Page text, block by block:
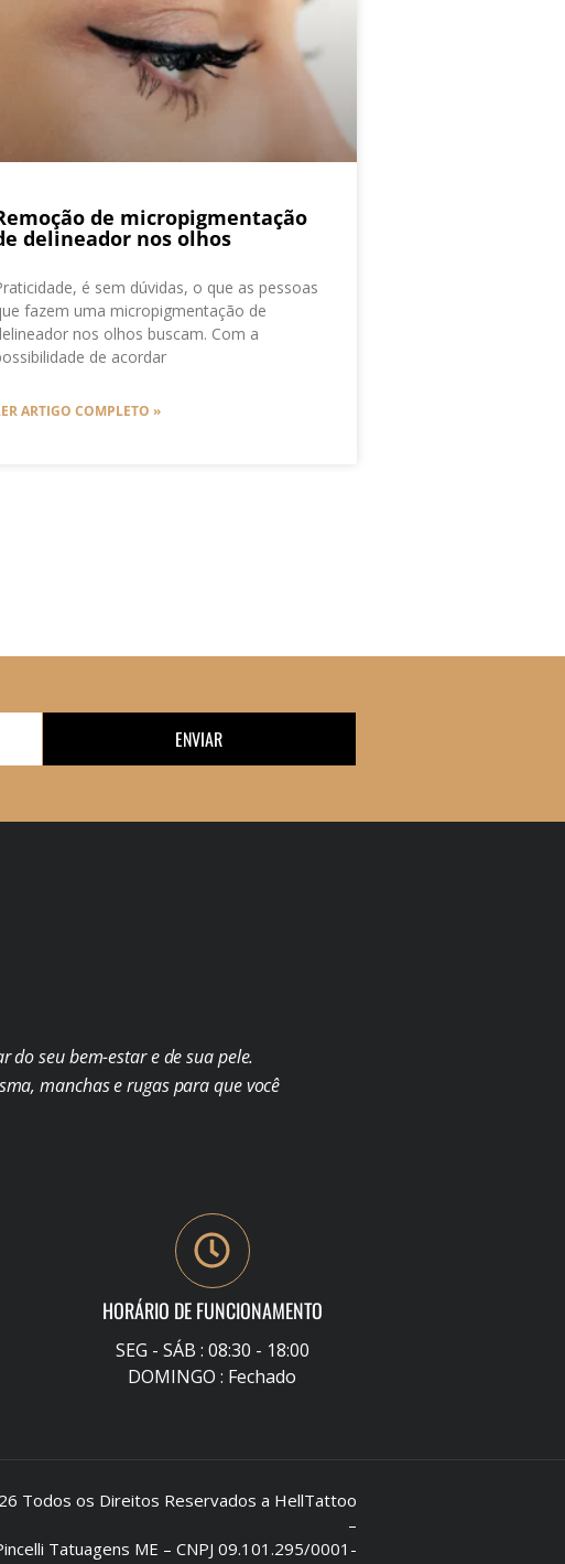
de micropigmentação
delineador nos olhos
é sem dúvidas, o que as pessoas
fazem uma micropigmentação de
nos olhos buscam. Com a
de acordar
ARTIGO COMPLETO »
ENVIAR
do seu bem-estar e de sua pele.
manchas e rugas para que você
HORÁRIO DE FUNCIONAMENTO
SEG - SÁB : 08:30 - 18:00
DOMINGO : Fechado
Todos os Direitos Reservados a HellTattoo
–
Tatuagens ME – CNPJ 09.101.295/0001-